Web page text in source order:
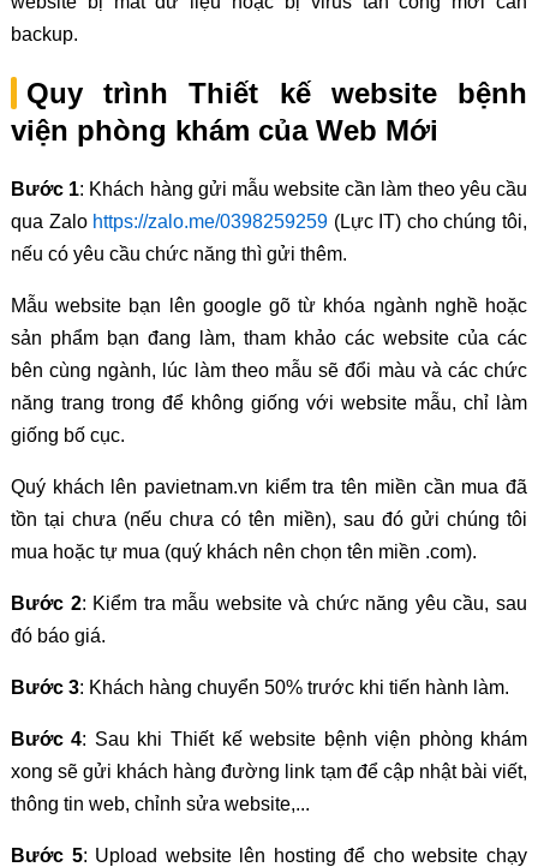
backup.
Quy trình Thiết kế website bệnh
viện phòng khám của Web Mới
Bước 1: Khách hàng gửi mẫu website cần làm theo yêu cầu
qua Zalo https://zalo.me/0398259259 (Lực IT) cho chúng tôi,
nếu có yêu cầu chức năng thì gửi thêm.
Mẫu website bạn lên google gõ từ khóa ngành nghề hoặc
sản phẩm bạn đang làm, tham khảo các website của các
bên cùng ngành, lúc làm theo mẫu sẽ đổi màu và các chức
năng trang trong để không giống với website mẫu, chỉ làm
giống bố cục.
Quý khách lên pavietnam.vn kiểm tra tên miền cần mua đã
tồn tại chưa (nếu chưa có tên miền), sau đó gửi chúng tôi
mua hoặc tự mua (quý khách nên chọn tên miền .com).
Bước 2: Kiểm tra mẫu website và chức năng yêu cầu, sau
đó báo giá.
Bước 3: Khách hàng chuyển 50% trước khi tiến hành làm.
Bước 4: Sau khi Thiết kế website bệnh viện phòng khám
xong sẽ gửi khách hàng đường link tạm để cập nhật bài viết,
thông tin web, chỉnh sửa website,...
Bước 5: Upload website lên hosting để cho website chạy